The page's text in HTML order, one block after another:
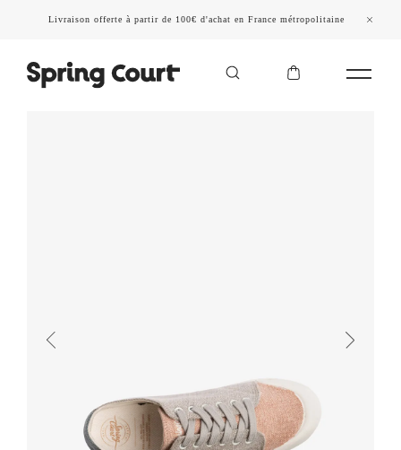
Livraison offerte à partir de 100€ d'achat en France métropolitaine